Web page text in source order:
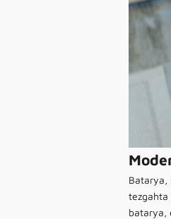
Batarya,
tezgahta
batarya,